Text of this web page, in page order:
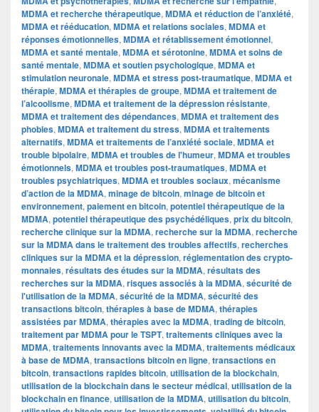
MDMA et recherche thérapeutique, MDMA et réduction de l’anxiété,
MDMA et rééducation, MDMA et relations sociales, MDMA et
réponses émotionnelles, MDMA et rétablissement émotionnel,
MDMA et santé mentale, MDMA et sérotonine, MDMA et soins de
santé mentale, MDMA et soutien psychologique, MDMA et
stimulation neuronale, MDMA et stress post-traumatique, MDMA et
thérapie, MDMA et thérapies de groupe, MDMA et traitement de
l’alcoolisme, MDMA et traitement de la dépression résistante,
MDMA et traitement des dépendances, MDMA et traitement des
phobies, MDMA et traitement du stress, MDMA et traitements
alternatifs, MDMA et traitements de l’anxiété sociale, MDMA et
trouble bipolaire, MDMA et troubles de l'humeur, MDMA et troubles
émotionnels, MDMA et troubles post-traumatiques, MDMA et
troubles psychiatriques, MDMA et troubles sociaux, mécanisme
d’action de la MDMA, minage de bitcoin, minage de bitcoin et
environnement, paiement en bitcoin, potentiel thérapeutique de la
MDMA, potentiel thérapeutique des psychédéliques, prix du bitcoin,
recherche clinique sur la MDMA, recherche sur la MDMA, recherche
sur la MDMA dans le traitement des troubles affectifs, recherches
cliniques sur la MDMA et la dépression, réglementation des crypto-
monnaies, résultats des études sur la MDMA, résultats des
recherches sur la MDMA, risques associés à la MDMA, sécurité de
l'utilisation de la MDMA, sécurité de la MDMA, sécurité des
transactions bitcoin, thérapies à base de MDMA, thérapies
assistées par MDMA, thérapies avec la MDMA, trading de bitcoin,
traitement par MDMA pour le TSPT, traitements cliniques avec la
MDMA, traitements innovants avec la MDMA, traitements médicaux
à base de MDMA, transactions bitcoin en ligne, transactions en
bitcoin, transactions rapides bitcoin, utilisation de la blockchain,
utilisation de la blockchain dans le secteur médical, utilisation de la
blockchain en finance, utilisation de la MDMA, utilisation du bitcoin,